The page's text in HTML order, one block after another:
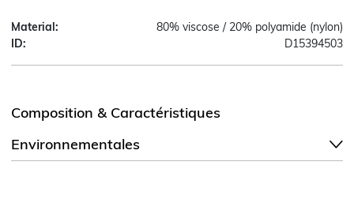
Material:
80% viscose / 20% polyamide (nylon)
ID:
D15394503
Composition & Caractéristiques
Environnementales